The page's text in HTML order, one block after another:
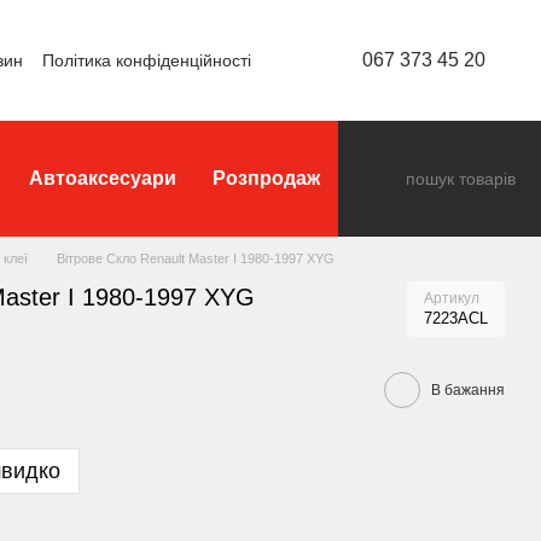
Політика конфіденційності 067 373 45 20
Автоаксесуари Розпродаж
Вітрове Скло Renault Master I 1980-1997 XYG
I 1980-1997 XYG Артикул
7223ACL
В бажання